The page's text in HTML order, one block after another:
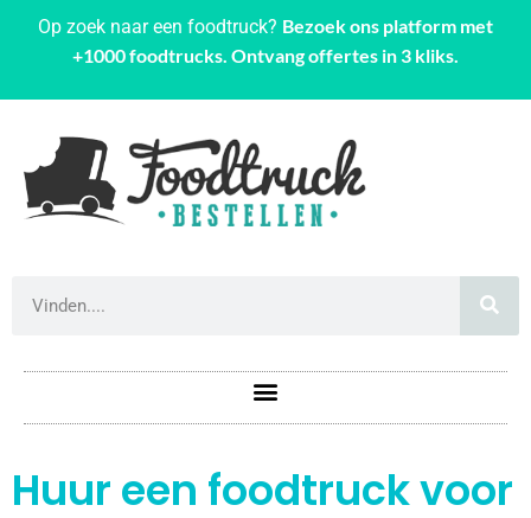
Op zoek naar een foodtruck? Bezoek ons platform met
+1000 foodtrucks. Ontvang offertes in 3 kliks.
Huur een foodtruck voor